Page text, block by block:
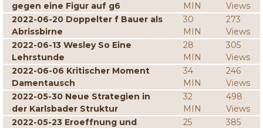
gegen eine Figur auf g6
MIN
Views
2022-06-20 Doppelter f Bauer als
Abrissbirne
30
MIN
273
Views
2022-06-13 Wesley So Eine
Lehrstunde
28
MIN
305
Views
2022-06-06 Kritischer Moment
Damentausch
34
MIN
246
Views
2022-05-30 Neue Strategien in
der Karlsbader Struktur
32
MIN
498
Views
2022-05-23 Eroeffnung und
25
385